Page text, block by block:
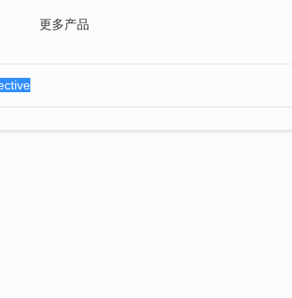
更多产品